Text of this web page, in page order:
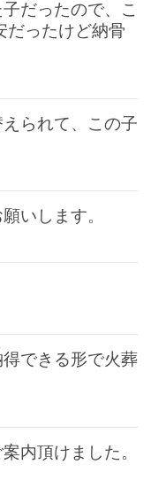
だったので、こ
だったけど納骨
られて、この子
いします。
できる形で火葬
内頂けました。